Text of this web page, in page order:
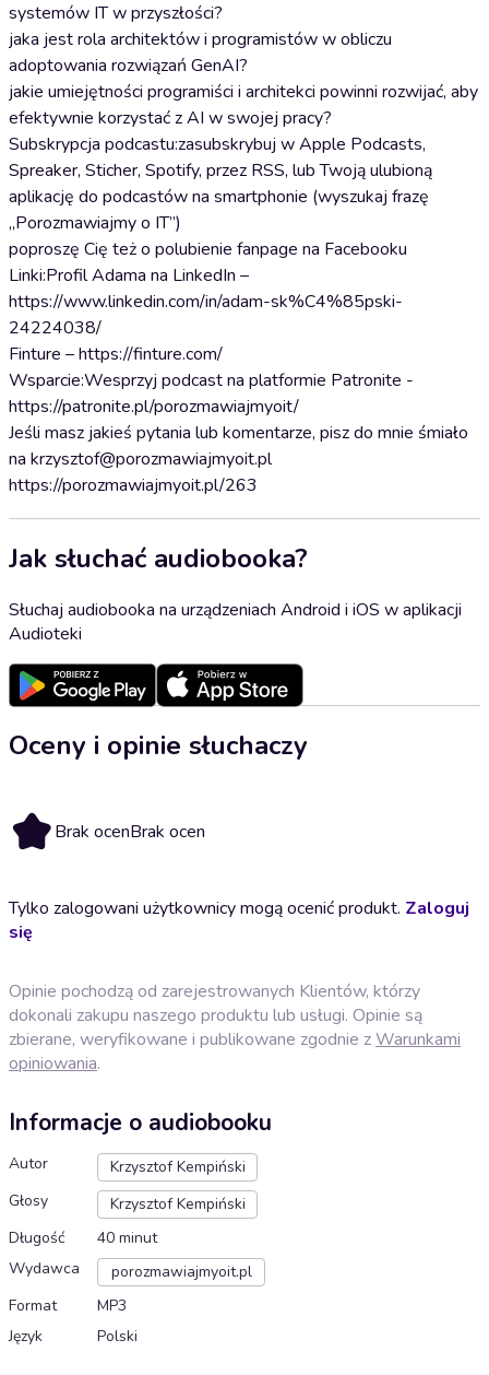
systemów IT w przyszłości?
jaka jest rola architektów i programistów w obliczu
adoptowania rozwiązań GenAI?
jakie umiejętności programiści i architekci powinni rozwijać, aby
efektywnie korzystać z AI w swojej pracy?
Subskrypcja podcastu:zasubskrybuj w Apple Podcasts,
Spreaker, Sticher, Spotify, przez RSS, lub Twoją ulubioną
aplikację do podcastów na smartphonie (wyszukaj frazę
„Porozmawiajmy o IT”)
poproszę Cię też o polubienie fanpage na Facebooku
Linki:Profil Adama na LinkedIn –
https://www.linkedin.com/in/adam-sk%C4%85pski-
24224038/
Finture – https://finture.com/
Wsparcie:Wesprzyj podcast na platformie Patronite -
https://patronite.pl/porozmawiajmyoit/
Jeśli masz jakieś pytania lub komentarze, pisz do mnie śmiało
na krzysztof@porozmawiajmyoit.pl
https://porozmawiajmyoit.pl/263
Jak słuchać audiobooka?
Słuchaj audiobooka na urządzeniach Android i iOS w aplikacji
Audioteki
Oceny i opinie słuchaczy
Brak ocenBrak ocen
Tylko zalogowani użytkownicy mogą ocenić produkt. Zaloguj
się
Opinie pochodzą od zarejestrowanych Klientów, którzy
dokonali zakupu naszego produktu lub usługi. Opinie są
zbierane, weryfikowane i publikowane zgodnie zWarunkami
opiniowania.
Informacje o audiobooku
Autor
Krzysztof Kempiński
Głosy
Krzysztof Kempiński
Długość
40 minut
Wydawca
porozmawiajmyoit.pl
Format
MP3
Język
Polski